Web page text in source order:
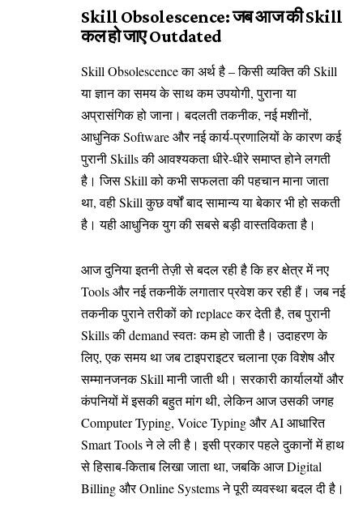
Skill Obsolescence: जब आज की Skill
कल हो जाए Outdated
Skill Obsolescence का अर्थ है – किसी व्यक्ति की Skill
या ज्ञान का समय के साथ कम उपयोगी, पुराना या
अप्रासंगिक हो जाना। बदलती तकनीक, नई मशीनों,
आधुनिक Software और नई कार्य-प्रणालियों के कारण कई
पुरानी Skills की आवश्यकता धीरे-धीरे समाप्त होने लगती
है। जिस Skill को कभी सफलता की पहचान माना जाता
था, वही Skill कुछ वर्षों बाद सामान्य या बेकार भी हो सकती
है। यही आधुनिक युग की सबसे बड़ी वास्तविकता है।
आज दुनिया इतनी तेज़ी से बदल रही है कि हर क्षेत्र में नए
Tools और नई तकनीकें लगातार प्रवेश कर रही हैं। जब नई
तकनीक पुराने तरीकों को replace कर देती है, तब पुरानी
Skills की demand स्वतः कम हो जाती है। उदाहरण के
लिए, एक समय था जब टाइपराइटर चलाना एक विशेष और
सम्मानजनक Skill मानी जाती थी। सरकारी कार्यालयों और
कंपनियों में इसकी बहुत मांग थी, लेकिन आज उसकी जगह
Computer Typing, Voice Typing और AI आधारित
Smart Tools ने ले ली है। इसी प्रकार पहले दुकानों में हाथ
से हिसाब-किताब लिखा जाता था, जबकि आज Digital
Billing और Online Systems ने पूरी व्यवस्था बदल दी है।